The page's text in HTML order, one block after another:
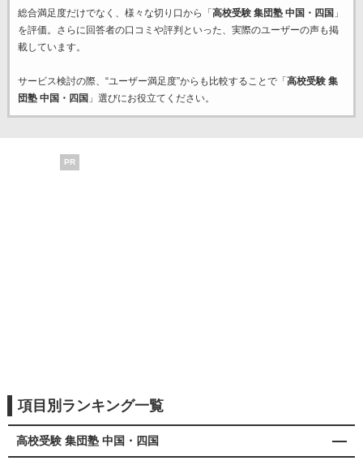
総合満足度だけでなく、様々な切り口から「 高校受験 集団塾 中国・四国 」
を評価。さらに回答者の口コミや評判といった、実際のユーザーの声も掲
載しています。
サービス検討の際、“ユーザー満足度”からも比較することで「 高校受験 集
団塾 中国・四国 」選びにお役立てください。
PR
項目別ランキング一覧
高校受験 集団塾 中国・四国